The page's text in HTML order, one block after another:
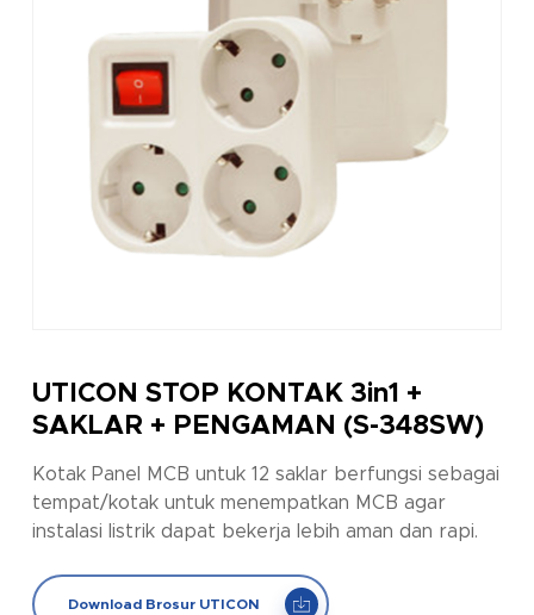
UTICON STOP KONTAK 3in1 +
SAKLAR + PENGAMAN (S-348SW)
Kotak Panel MCB untuk 12 saklar berfungsi sebagai
tempat/kotak untuk menempatkan MCB agar
instalasi listrik dapat bekerja lebih aman dan rapi.
Download Brosur UTICON